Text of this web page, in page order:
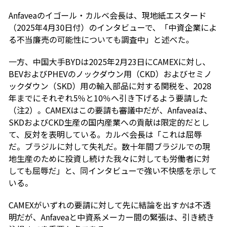
Anfaveaのイゴール・カルベ会長は、現地紙エスタード
（2025年4月30日付）のインタビューで、「中資企業によ
る不当廉売の可能性についても調査中」と述べた。
一方、中国大手BYDは2025年2月23日にCAMEXに対し、
BEVおよびPHEVのノックダウン用（CKD）およびセミノ
ックダウン（SKD）用の輸入部品に対する関税を、2028
年までにそれぞれ5％と10％へ引き下げるよう要請した
（注2）。CAMEXはこの要請も審議中だが、Anfaveaは、
SKDおよびCKD生産の国内産業への貢献は限定的だとし
て、反対を表明している。カルベ会長は「これは屈辱
だ。ブラジルに対して失礼だ。数十年間ブラジルでの現
地生産のために投資し続けた我々に対しても労働者に対
しても屈辱だ」と、同インタビューで強い不快感を示して
いる。
CAMEXがいずれの要請に対して先に結論を出すかは不透
明だが、Anfaveaと中資系メーカー間の緊張は、引き続き